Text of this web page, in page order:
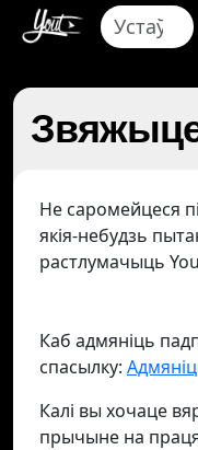
Не саромейцеся
якія-небудзь
растлумачыць
Каб адмяніць
спасылку:
Калі вы хочаце
прычыне на